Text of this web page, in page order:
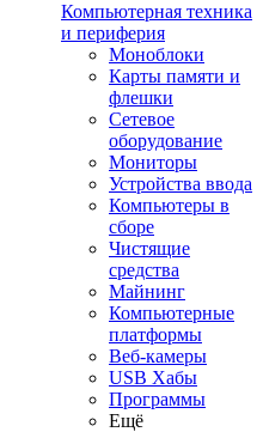
Компьютерная техника
и периферия
Моноблоки
Карты памяти и
флешки
Сетевое
оборудование
Мониторы
Устройства ввода
Компьютеры в
сборе
Чистящие
средства
Майнинг
Компьютерные
платформы
Веб-камеры
USB Хабы
Программы
Ещё